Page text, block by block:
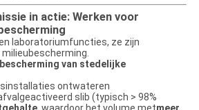
in actie: Werken voor
laboratoriumfuncties, ze zijn
van stedelijke
ontwateren
slib (typisch > 98%